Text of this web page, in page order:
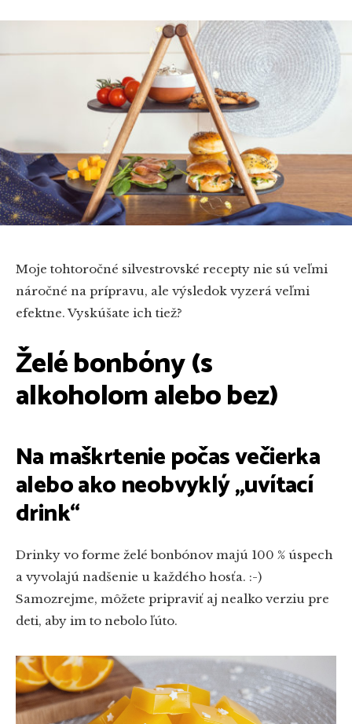
Moje tohtoročné silvestrovské recepty nie sú veľmi
náročné na prípravu, ale výsledok vyzerá veľmi
efektne. Vyskúšate ich tiež?
Želé bonbóny (s
alkoholom alebo bez)
Na maškrtenie počas večierka
alebo ako neobvyklý „uvítací
drink“
Drinky vo forme želé bonbónov majú 100 % úspech
a vyvolajú nadšenie u každého hosťa. :-)
Samozrejme, môžete pripraviť aj nealko verziu pre
deti, aby im to nebolo ľúto.